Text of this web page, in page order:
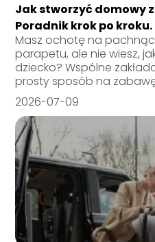
Jak stworzyć domowy
Poradnik krok po kroku.
Masz ochotę na
parapetu, ale nie wiesz,
dziecko? Wspólne
prosty sposób na
2026-07-09